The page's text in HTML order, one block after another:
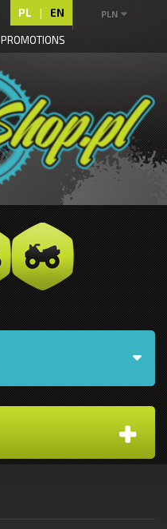
PLN
PL | EN
PROMOTIONS